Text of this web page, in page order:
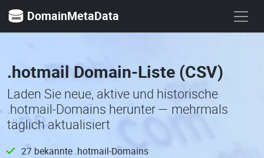
DomainMetaData
.hotmail Domain-Liste (CSV)
Laden Sie neue, aktive und historische
.hotmail-Domains herunter — mehrmals
täglich aktualisiert
27 bekannte .hotmail-Domains